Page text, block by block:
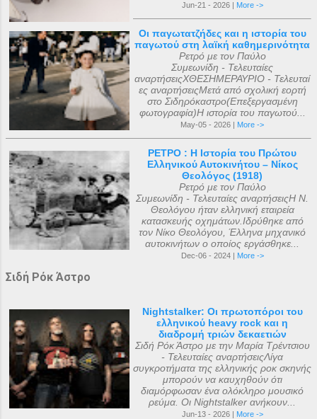
Jun-21 - 2026 | More ->
Οι παγωτατζήδες και η ιστορία του
παγωτού στη λαϊκή καθημερινότητα
Ρετρό με τον Παύλο
Συμεωνίδη - Τελευταίες
αναρτήσειςΧΘΕΣΗΜΕΡΑΥΡΙΟ - Τελευταί
ες αναρτήσειςΜετά από σχολική εορτή
στο Σιδηρόκαστρο(Επεξεργασμένη
φωτογραφία)Η ιστορία του παγωτού...
May-05 - 2026 | More ->
ΡΕΤΡΟ : Η Ιστορία του Πρώτου
Ελληνικού Αυτοκινήτου – Νίκος
Θεολόγος (1918)
Ρετρό με τον Παύλο
Συμεωνίδη - Τελευταίες αναρτήσειςΗ Ν.
Θεολόγου ήταν ελληνική εταιρεία
κατασκευής οχημάτων.Ιδρύθηκε από
τον Νίκο Θεολόγου, Έλληνα μηχανικό
αυτοκινήτων ο οποίος εργάσθηκε...
Dec-06 - 2024 | More ->
Σιδή Ρόκ Άστρο
Nightstalker: Οι πρωτοπόροι του
ελληνικού heavy rock και η
διαδρομή τριών δεκαετιών
Σιδή Ρόκ Άστρο με την Μαρία Τρέντσιου
- Τελευταίες αναρτήσειςΛίγα
συγκροτήματα της ελληνικής ροκ σκηνής
μπορούν να καυχηθούν ότι
διαμόρφωσαν ένα ολόκληρο μουσικό
ρεύμα. Οι Nightstalker ανήκουν...
Jun-13 - 2026 | More ->